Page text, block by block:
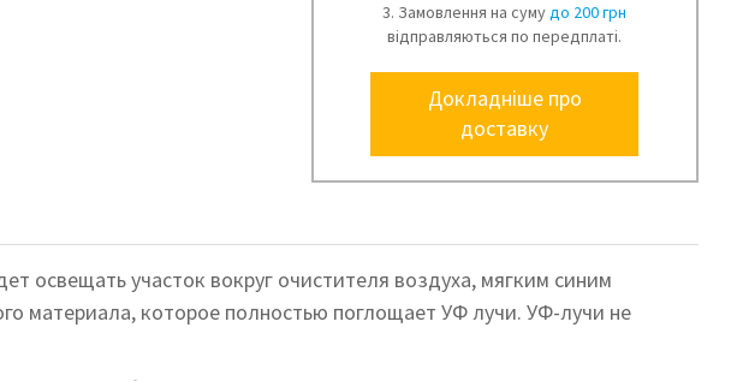
3. Замовлення на сумудо 200 грн
відправляються по передплаті.
Докладніше про
доставку
освещать участок вокруг очистителя воздуха, мягким синим
материала, которое полностью поглощает УФ лучи. УФ-лучи не